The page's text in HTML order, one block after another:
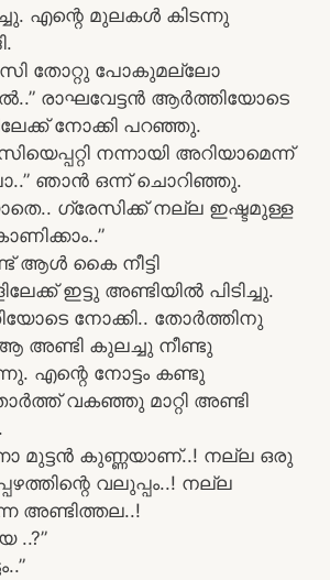
എന്റെ മുലകൾ കിടന്നു
തോറ്റു പോകുമല്ലോ
രാഘവേട്ടൻ ആർത്തിയോടെ
നോക്കി പറഞ്ഞു.
നന്നായി അറിയാമെന്ന്
ഞാൻ ഒന്ന് ചൊറിഞ്ഞു.
ഗ്രേസിക്ക് നല്ല ഇഷ്ടമുള്ള
ആൾ കൈ നീട്ടി
ഇട്ടു അണ്ടിയിൽ പിടിച്ചു.
നോക്കി.. തോർത്തിനു
ആ അണ്ടി കുലച്ചു നീണ്ടു
എന്റെ നോട്ടം കണ്ടു
വകഞ്ഞു മാറ്റി അണ്ടി
മുട്ടൻ കുണ്ണയാണ്..! നല്ല ഒരു
വലുപ്പം..! നല്ല
അണ്ടിത്തല..!
..?”